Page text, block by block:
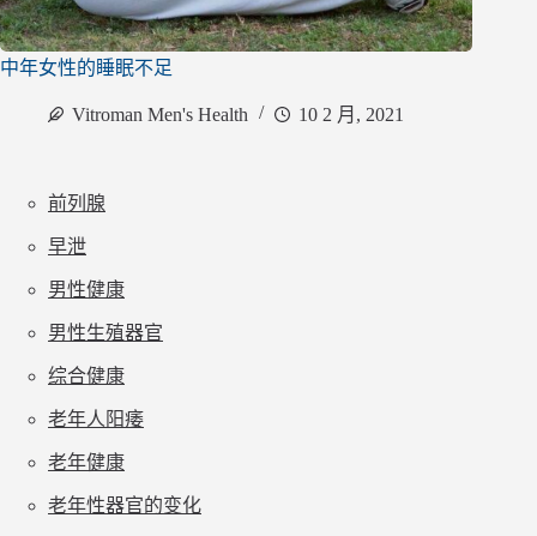
中年女性的睡眠不足
Vitroman Men's Health 10 2 月, 2021
前列腺
早泄
男性健康
男性生殖器官
综合健康
老年人阳痿
老年健康
老年性器官的变化